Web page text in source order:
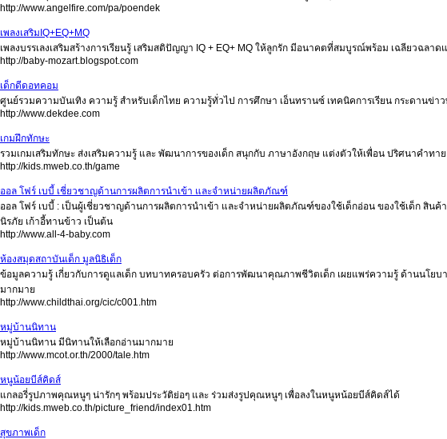
http://www.angelfire.com/pa/poendek
เพลงเสริมIQ+EQ+MQ
เพลงบรรเลงเสริมสร้างการเรียนรู้ เสริมสติปัญญา IQ + EQ+ MQ ให้ลูกรัก มีอนาคตที่สมบูรณ์พร้อม เฉลียวฉลา
http://baby-mozart.blogspot.com
เด็กดีดอทคอม
ศูนย์รวมความบันเทิง ความรู้ สำหรับเด็กไทย ความรู้ทั่วไป การศึกษา เอ็นทรานซ์ เทคนิคการเรียน กระดานข่
http://www.dekdee.com
เกมฝึกทักษะ
รวมเกมเสริมทักษะ ส่งเสริมความรู้ และ พัฒนาการของเด็ก สนุกกับ ภาษาอังกฤษ แต่งตัวให้เพื่อน ปริศนาคำทา
http://kids.mweb.co.th/game
ออล โฟร์ เบบี้ เชี่ยวชาญด้านการผลิตการนำเข้า และจำหน่ายผลิตภัณฑ์
ออล โฟร์ เบบี้ : เป็นผู้เชี่ยวชาญด้านการผลิตการนำเข้า และจำหน่ายผลิตภัณฑ์ของใช้เด็กอ่อน ของใช้เด็ก สินค้า
นิรภัย เก้าอี้ทานข้าว เป็นต้น
http://www.all-4-baby.com
ห้องสมุดสถาบันเด็ก มูลนิธิเด็ก
ข้อมูลความรู้ เกี่ยวกับการดูแลเด็ก บทบาทครอบครัว ต่อการพัฒนาคุณภาพชีวิตเด็ก เผยแพร่ความรู้ ด้านนโยบ
มากมาย
http://www.childthai.org/cic/c001.htm
หมู่บ้านนิทาน
หมู่บ้านนิทาน มีนิทานให้เลือกอ่านมากมาย
http://www.mcot.or.th/2000/tale.htm
หนูน้อยบีส์คิดส์
แกลอรี่รูปภาพคุณหนูๆ น่ารักๆ พร้อมประวัติย่อๆ และ ร่วมส่งรูปคุณหนูๆ เพื่อลงในหนูหน้อยบีส์คิดส์ได้
http://kids.mweb.co.th/picture_friend/index01.htm
สุขภาพเด็ก